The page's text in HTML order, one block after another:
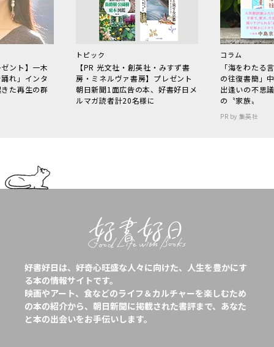
ント】一木
れ」インタ
た再生の群
トピック
【PR 光文社・創英社・みすず書
房・ミネルヴァ書房】プレゼント
朝日新聞1面広告の本、好書好日メ
ルマガ読者計20名様に
コラム
「海をわた
の往復書簡」
出逢いの不思
の〝家族〟
PR by 集英社
好書好日は、好奇心旺盛な人々に向けた、人生を豊かにす
る本の情報サイトです。
映画やアート、食などのライフ＆カルチャーを楽しむため
の本の紹介から、朝日新聞に掲載された書評まで、あなた
と本の出会いをお手伝いします。